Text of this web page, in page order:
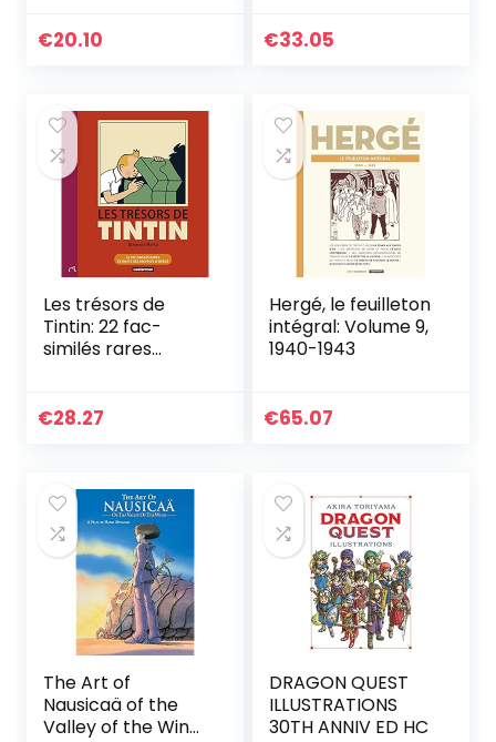
€20.10 €33.05
Les trésors de
Tintin: 22 fac-
similés rares
€28.27
Hergé, le feuilleton
intégral: Volume 9,
1940-1943
€65.07
The Art of
Nausicaä of the
Valley of the Wind
DRAGON QUEST
ILLUSTRATIONS
30TH ANNIV ED HC